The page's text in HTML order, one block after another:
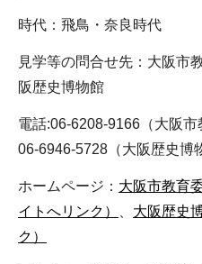
時代：飛鳥・奈良時代
見学等の問合せ先：大阪市
阪歴史博物館
電話:06-6208-9166（大阪市
06-6946-5728（大阪歴史博
ホームページ： 大阪市教育
イトへリンク）
大阪歴史
ク）